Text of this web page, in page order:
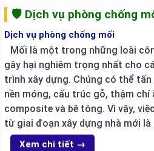
🛡️ Dịch vụ phòng chống
Dịch vụ phòng chống mối
Mối là một trong những loài
gây hại nghiêm trọng nhất cho
trình xây dựng. Chúng có thể tấn
nền móng, cấu trúc gỗ, thậm chí
composite và bê tông. Vì vậy,
từ giai đoạn xây dựng nhà mới
Xem chi tiết →